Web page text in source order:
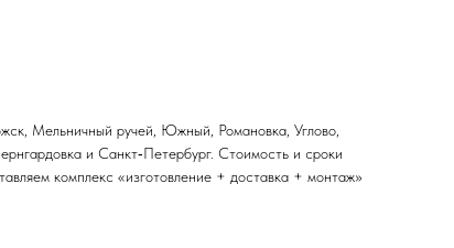
Мельничный ручей, Южный, Романовка, Углово,
и Санкт‑Петербург. Стоимость и сроки
комплекс «изготовление + доставка + монтаж»